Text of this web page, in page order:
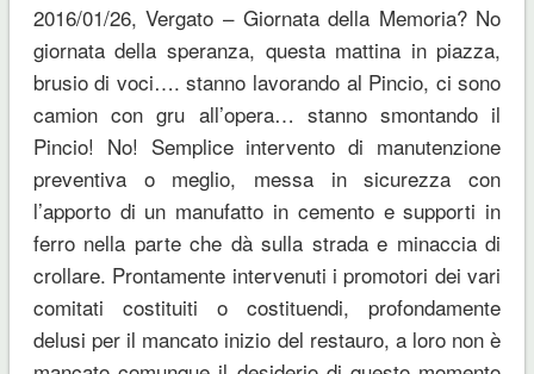
2016/01/26, Vergato – Giornata della Memoria? No
giornata della speranza, questa mattina in piazza,
brusio di voci…. stanno lavorando al Pincio, ci sono
camion con gru all’opera… stanno smontando il
Pincio! No! Semplice intervento di manutenzione
preventiva o meglio, messa in sicurezza con
l’apporto di un manufatto in cemento e supporti in
ferro nella parte che dà sulla strada e minaccia di
crollare. Prontamente intervenuti i promotori dei vari
comitati costituiti o costituendi, profondamente
delusi per il mancato inizio del restauro, a loro non è